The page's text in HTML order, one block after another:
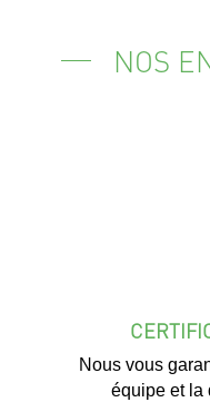
NOS
Nous vous
équipe et la